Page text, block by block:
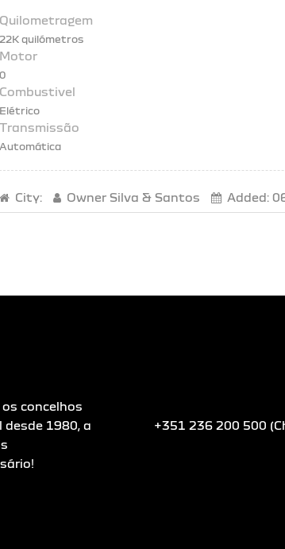
22K quilómetros
0
Elétrico
Automática
City: Owner Silva & Santos Added:
concelhos
1980, a
+351 236 200 500